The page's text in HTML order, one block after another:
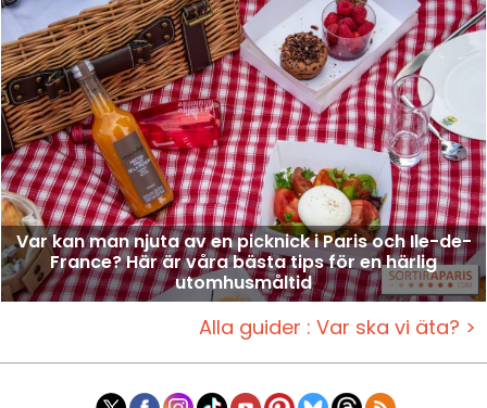
Var kan man njuta av en picknick i Paris och Ile-de-
France? Här är våra bästa tips för en härlig
utomhusmåltid
Alla guider : Var ska vi äta? >